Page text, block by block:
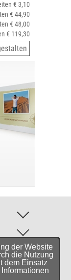
€ 3,10
€ 44,90
€ 48,00
€ 119,30
der Website
die Nutzung
dem Einsatz